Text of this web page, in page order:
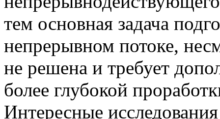
тем основная задача
непрерывном потоке,
не решена и требует
более глубокой
Интересные